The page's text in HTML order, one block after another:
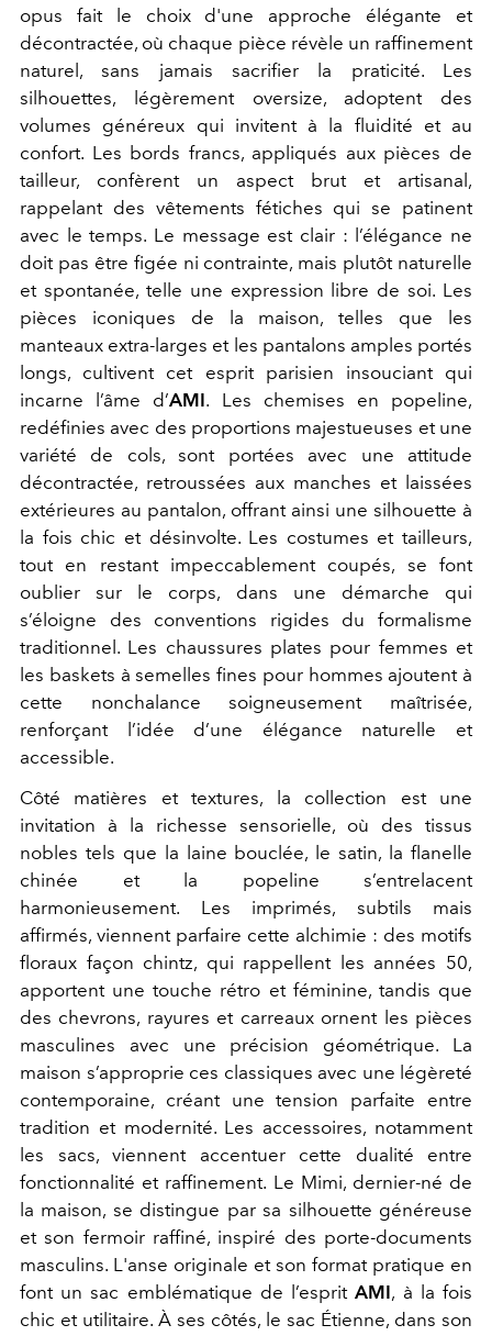
opus fait le choix d'une approche élégante et
décontractée, où chaque pièce révèle un raffinement
naturel, sans jamais sacrifier la praticité. Les
silhouettes, légèrement oversize, adoptent des
volumes généreux qui invitent à la fluidité et au
confort. Les bords francs, appliqués aux pièces de
tailleur, confèrent un aspect brut et artisanal,
rappelant des vêtements fétiches qui se patinent
avec le temps. Le message est clair : l’élégance ne
doit pas être figée ni contrainte, mais plutôt naturelle
et spontanée, telle une expression libre de soi. Les
pièces iconiques de la maison, telles que les
manteaux extra-larges et les pantalons amples portés
longs, cultivent cet esprit parisien insouciant qui
incarne l’âme d’AMI. Les chemises en popeline,
redéfinies avec des proportions majestueuses et une
variété de cols, sont portées avec une attitude
décontractée, retroussées aux manches et laissées
extérieures au pantalon, offrant ainsi une silhouette à
la fois chic et désinvolte. Les costumes et tailleurs,
tout en restant impeccablement coupés, se font
oublier sur le corps, dans une démarche qui
s’éloigne des conventions rigides du formalisme
traditionnel. Les chaussures plates pour femmes et
les baskets à semelles fines pour hommes ajoutent à
cette nonchalance soigneusement maîtrisée,
renforçant l’idée d’une élégance naturelle et
accessible.
Côté matières et textures, la collection est une
invitation à la richesse sensorielle, où des tissus
nobles tels que la laine bouclée, le satin, la flanelle
chinée et la popeline s’entrelacent
harmonieusement. Les imprimés, subtils mais
affirmés, viennent parfaire cette alchimie : des motifs
floraux façon chintz, qui rappellent les années 50,
apportent une touche rétro et féminine, tandis que
des chevrons, rayures et carreaux ornent les pièces
masculines avec une précision géométrique. La
maison s’approprie ces classiques avec une légèreté
contemporaine, créant une tension parfaite entre
tradition et modernité. Les accessoires, notamment
les sacs, viennent accentuer cette dualité entre
fonctionnalité et raffinement. Le Mimi, dernier-né de
la maison, se distingue par sa silhouette généreuse
et son fermoir raffiné, inspiré des porte-documents
masculins. L'anse originale et son format pratique en
font un sac emblématique de l’espritAMI, à la fois
chic et utilitaire. À ses côtés, le sac Étienne, dans son